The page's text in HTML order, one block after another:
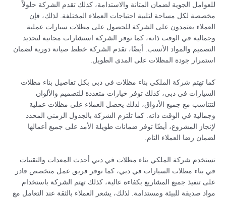
للعوامل الجوية لضمان المتانة والاستدامة، كذلك تقدم الشركة حلولاً
مخصصة لكل مساحة لتلبية احتياجات العملاء المختلفة. لذلك، فإن
العملاء يعتمدون على الشركة للحصول على مظلات سيارات عملية
وجمالية في الوقت ذاته، كما توفر الشركة استشارات مجانية لتحديد
التصميم والمواد الأنسب. أيضًا، تقدم الشركة خطط صيانة دورية لضمان
استمرار جودة المظلات على المدى الطويل.
كما تهتم شركة الملكي بناء مظلات في دبي بكل تفاصيل بناء مظلات
السيارات في دبي، كذلك توفر خيارات متعددة للتصميم والألوان
لتتناسب مع جميع الأذواق، لذلك يحصل العملاء على مظلات عملية
وجمالية في الوقت ذاته. كما تلتزم الشركة بالجدول الزمني المحدد
لإنجاز المشروع، أيضًا توفر ضمانات طويلة الأمد على جميع أعمالها
لضمان رضا العملاء التام.
تستخدم شركة الملكي بناء مظلات في دبي أحدث المعدات والتقنيات
في بناء مظلات السيارات في دبي، كما توفر فريق عمل متخصص قادر
على تنفيذ جميع المشاريع بكفاءة عالية، كذلك تهتم الشركة باستخدام
مواد صديقة للبيئة ومستدامة. لذلك، يشعر العملاء بالثقة عند التعامل مع